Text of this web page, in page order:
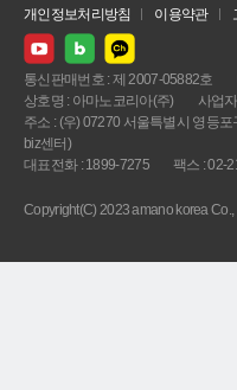
개인정보처리방침 이용약관
통신판매번호 : 제 2007-05882호
상호명 : 아마노코리아(주)
사업
주소 : (우) 07270 서울특별시 영등
biz센터)
대표전화 : 1899-7275
팩스 : 02-
Copyright(C) 2023 amano korea Co.,